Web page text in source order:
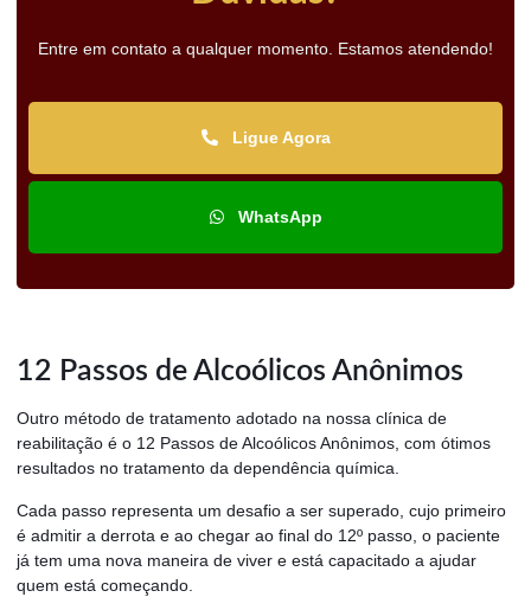
Entre em contato a qualquer momento. Estamos atendendo!
Ligue Agora
WhatsApp
12 Passos de Alcoólicos Anônimos
Outro método de tratamento adotado na nossa clínica de
reabilitação é o 12 Passos de Alcoólicos Anônimos, com ótimos
resultados no tratamento da dependência química.
Cada passo representa um desafio a ser superado, cujo primeiro
é admitir a derrota e ao chegar ao final do 12º passo, o paciente
já tem uma nova maneira de viver e está capacitado a ajudar
quem está começando.